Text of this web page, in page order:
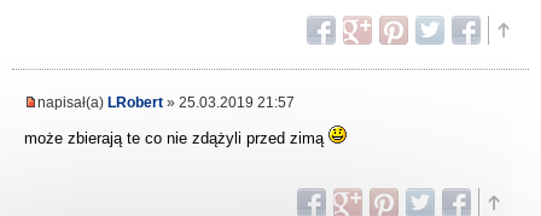
napisał(a) LRobert » 25.03.2019 21:57
może zbierają te co nie zdążyli przed zimą